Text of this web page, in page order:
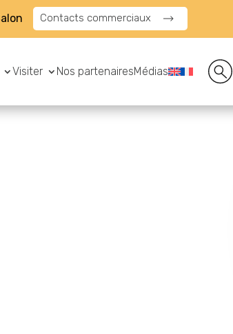
Contacts commerciaux
Visiter Nos partenairesMédias